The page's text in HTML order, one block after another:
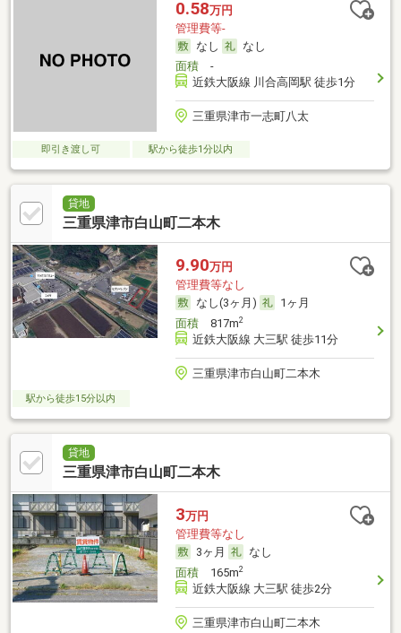
0.58万円
管理費等-
なし
なし
面積-
近鉄大阪線 川合高岡駅 徒歩1分
三重県津市一志町八太
即引き渡し可 駅から徒歩1分以内
貸地
三重県津市白山町二本木
9.90万円
管理費等なし
なし(3ヶ月)
1ヶ月
面積817m2
近鉄大阪線 大三駅 徒歩11分
三重県津市白山町二本木
駅から徒歩15分以内
貸地
三重県津市白山町二本木
3万円
管理費等なし
3ヶ月
なし
面積165m2
近鉄大阪線 大三駅 徒歩2分
三重県津市白山町二本木